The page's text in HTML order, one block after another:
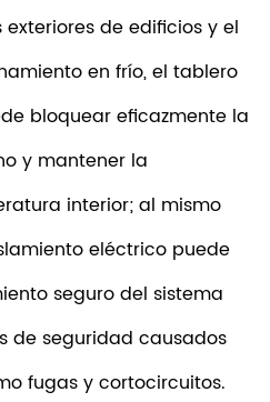
de edificios y el
en frío, el tablero
bloquear eficazmente la
y mantener la
interior; al mismo
eléctrico puede
seguro del sistema
de seguridad causados
fugas y cortocircuitos.